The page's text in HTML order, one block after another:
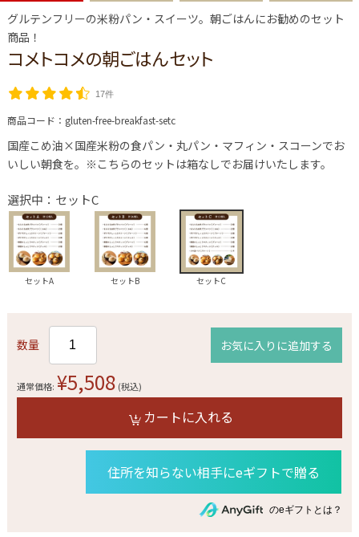
グルテンフリーの米粉パン・スイーツ。朝ごはんにお勧めのセット
商品！
コメトコメの朝ごはんセット
17件
商品コード： gluten-free-breakfast-setc
国産こめ油×国産米粉の食パン・丸パン・マフィン・スコーンでお
いしい朝食を。※こちらのセットは箱なしでお届けいたします。
選択中：セットC
セットA セットB セットC
数量 お気に入りに追加する
通常価格: ¥5,508 (税込)
カートに入れる
住所を知らない相手にeギフトで贈る
のeギフトとは？